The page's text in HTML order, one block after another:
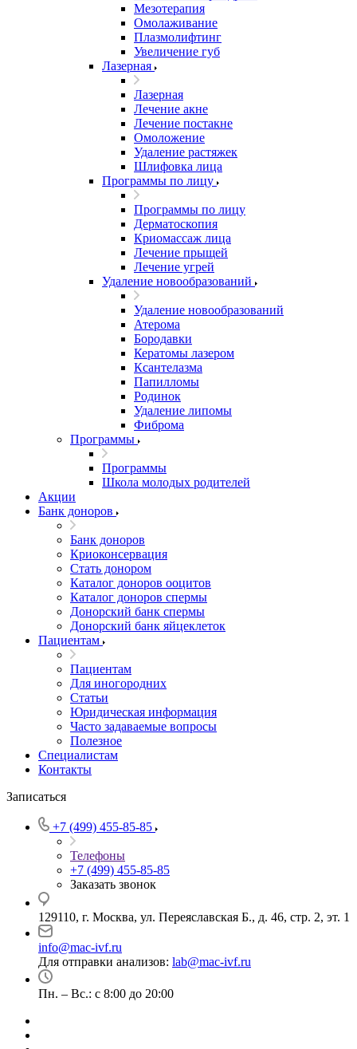
Мезотерапия
Омолаживание
Плазмолифтинг
Увеличение губ
Лазерная
Лазерная
Лечение акне
Лечение постакне
Омоложение
Удаление растяжек
Шлифовка лица
Программы по лицу
Программы по лицу
Дерматоскопия
Криомассаж лица
Лечение прыщей
Лечение угрей
Удаление новообразований
Удаление новообразований
Атерома
Бородавки
Кератомы лазером
Ксантелазма
Папилломы
Родинок
Удаление липомы
Фиброма
Программы
Программы
Школа молодых родителей
Акции
Банк доноров
Банк доноров
Криоконсервация
Стать донором
Каталог доноров ооцитов
Каталог доноров спермы
Донорский банк спермы
Донорский банк яйцеклеток
Пациентам
Пациентам
Для иногородних
Статьи
Юридическая информация
Часто задаваемые вопросы
Полезное
Специалистам
Контакты
Записаться
+7 (499) 455-85-85
Телефоны
+7 (499) 455-85-85
Заказать звонок
129110, г. Москва, ул. Переяславская Б., д. 46, стр. 2, эт. 1
info@mac-ivf.ru
Для отправки анализов: lab@mac-ivf.ru
Пн. – Вс.: с 8:00 до 20:00